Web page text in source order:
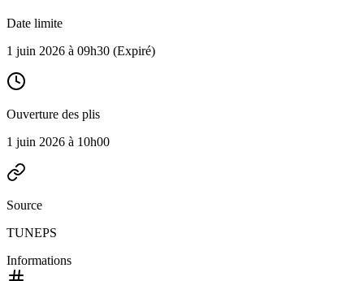
Date limite
1 juin 2026 à 09h30 (Expiré)
Ouverture des plis
1 juin 2026 à 10h00
Source
TUNEPS
Informations